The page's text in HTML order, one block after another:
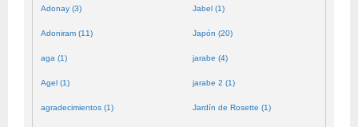
Adonay (3)
Adoniram (11)
aga (1)
Agel (1)
agradecimientos (1)
Jabel (1)
Japón (20)
jarabe (4)
jarabe 2 (1)
Jardín de Rosette (1)